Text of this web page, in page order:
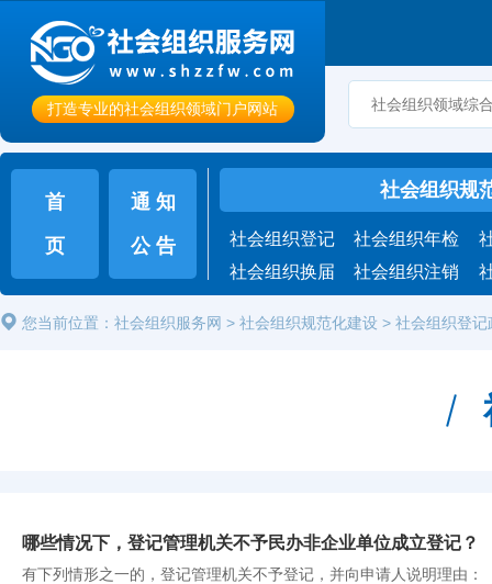
打造专业的社会组织领域门户网站
首
页
通 知
公 告
社会组织规
社会组织登记 社会组织年检
社会组织换届
社会组织注销
您当前位置： 社会组织服务网 > 社会组织规范化建设 > 社会组织登记
哪些情况下，登记管理机关不予民办非企业单位成立登记？
有下列情形之一的，登记管理机关不予登记，并向申请人说明理由